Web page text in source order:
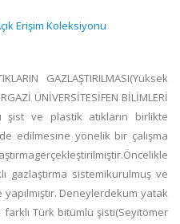
Erişim Koleksiyonu
GAZLAŞTIRILMASI(Yüksek
ÜNİVERSİTESİFEN BİLİMLERİ
şist ve plastik atıkların birlikte
edilmesine yönelik bir çalışma
gazlaştırma sistemikurulmuş ve
Deneylerdekum yatak
farklı Türk bitümlü şisti(Seyitömer